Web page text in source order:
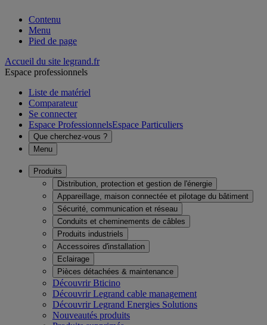
Contenu
Menu
Pied de page
Accueil du site legrand.fr
Espace professionnels
Liste de matériel
Comparateur
Se connecter
Espace ProfessionnelsEspace Particuliers
Que cherchez-vous ?
Menu
Produits
Distribution, protection et gestion de l'énergie
Appareillage, maison connectée et pilotage du bâtiment
Sécurité, communication et réseau
Conduits et cheminements de câbles
Produits industriels
Accessoires d'installation
Eclairage
Pièces détachées & maintenance
Découvrir Bticino
Découvrir Legrand cable management
Découvrir Legrand Energies Solutions
Nouveautés produits